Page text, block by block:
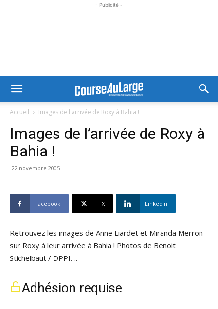
- Publicité -
Accueil Images de l'arrivée de Roxy à Bahia !
Images de l’arrivée de Roxy à
Bahia !
22 novembre 2005
Facebook X Linkedin
Retrouvez les images de Anne Liardet et Miranda Merron
sur Roxy à leur arrivée à Bahia ! Photos de Benoit
Stichelbaut / DPPI….
Adhésion requise